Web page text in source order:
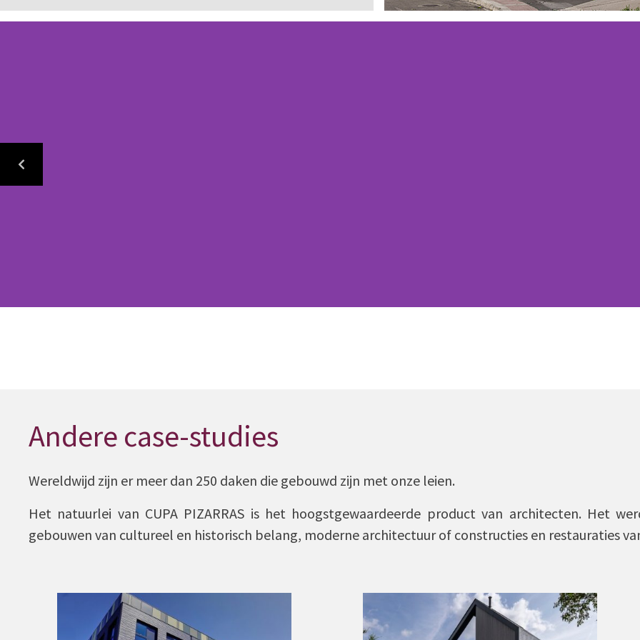
Andere case-studies
Wereldwijd zijn er meer dan 250 daken die gebouwd zijn met onze leien.
Het natuurlei van CUPA PIZARRAS is het hoogstgewaardeerde product van architecten. Het
gebouwen van cultureel en historisch belang, moderne architectuur of constructies en restauraties